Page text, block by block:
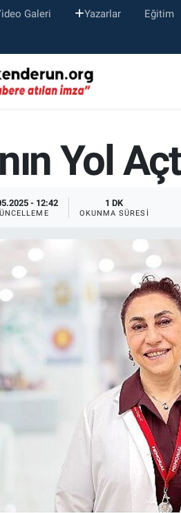
Galeri Yazarlar Eğitim
Yol
- 12:42 1 DK
OKUNMA SÜRESI